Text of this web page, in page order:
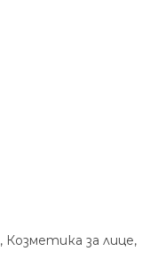
, Козметика за лице,